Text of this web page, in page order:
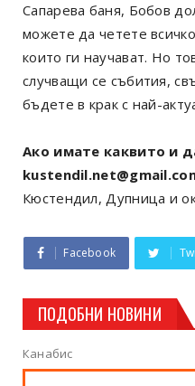
Сапарева баня, Бобов
можете да четете
които ги научават. Но
случващи се събития,
бъдете в крак с най-
Ако имате каквито и
Кюстендил, Дупница и
Facebook
ПОДОБНИ НОВИНИ
Канабис